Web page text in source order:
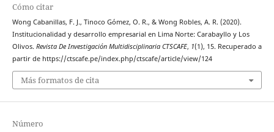
Cómo citar
Wong Cabanillas, F. J., Tinoco Gómez, O. R., & Wong Robles, A. R. (2020).
Institucionalidad y desarrollo empresarial en Lima Norte: Carabayllo y Los
Olivos. Revista De Investigación Multidisciplinaria CTSCAFE, 1(1), 15. Recuperado a
partir de https://ctscafe.pe/index.php/ctscafe/article/view/124
Más formatos de cita
Número